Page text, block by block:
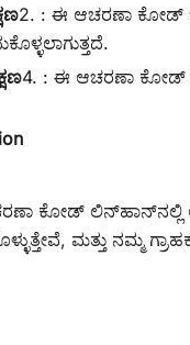
2. : ಈ ಆಚರಣಾ ಕೋಡ್
4. : ಈ ಆಚರಣಾ ಕೋಡ್
ಕೋಡ್ ಲಿನ್‌ಹಾನ್‌ನಲ್ಲಿ
ಮತ್ತು ನಮ್ಮ